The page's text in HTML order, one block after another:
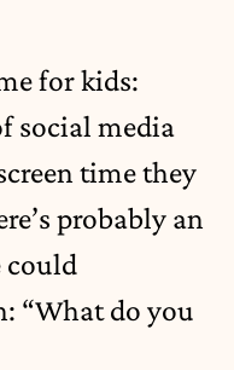
for kids:
social media
time they
probably an
could
: “What do you